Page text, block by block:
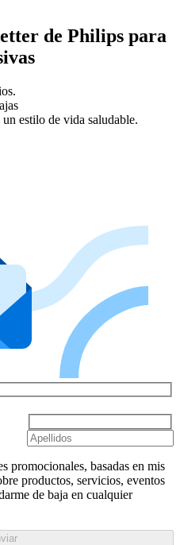
de Philips para
estilo de vida saludable.
promocionales, basadas en mis
productos, servicios, eventos
de baja en cualquier